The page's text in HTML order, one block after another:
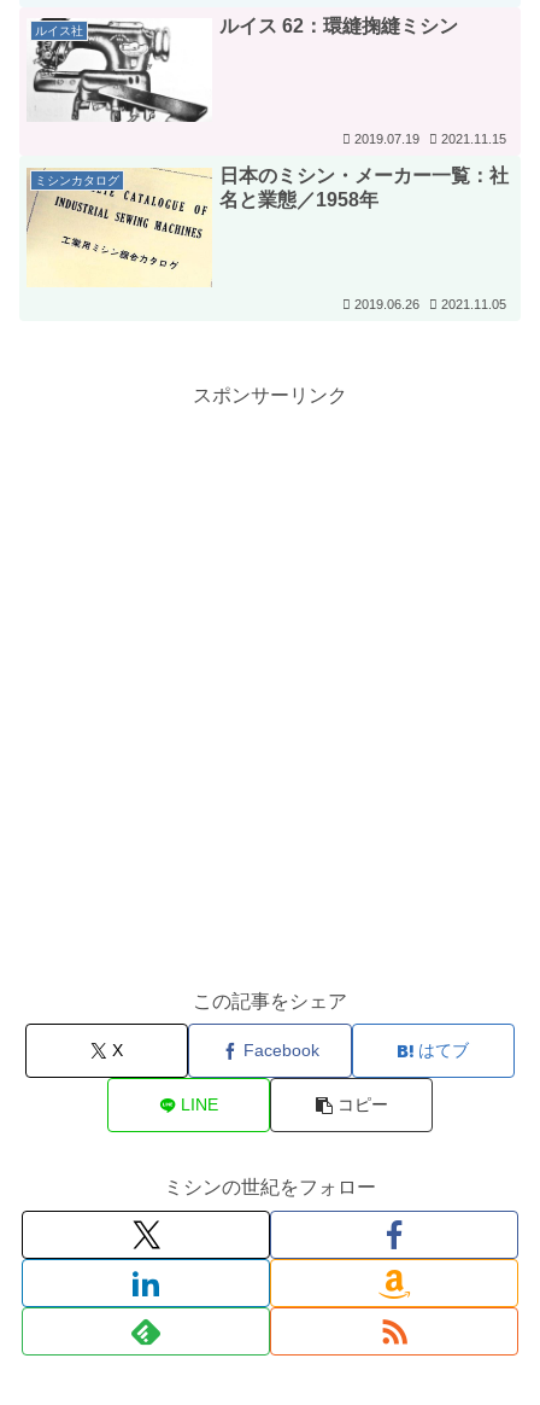
ルイス社 ルイス 62：環縫掬縫ミシン
2019.07.19 2021.11.15
ミシンカタログ
日本のミシン・メーカー一覧：社
名と業態／1958年
2019.06.26 2021.11.05
スポンサーリンク
この記事をシェア
X Facebook はてブ
LINE コピー
ミシンの世紀をフォロー